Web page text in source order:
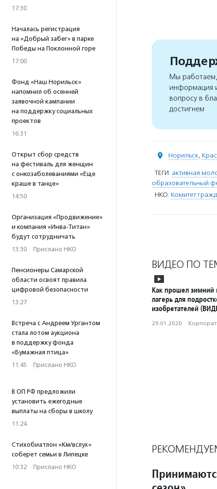
17:30
Началась регистрация
на «Добрый забег» в парке
Победы на Поклонной горе
17:00
Фонд «Наш Норильск»
напомнил об осенней
заявочной кампании
на поддержку социальных
проектов
16:31
Открыт сбор средств
на фестиваль для женщин
с онкозаболеваниями «Еще
краше в танце»
14:50
Организация «Продвижение»
и компания «Инва-Титан»
будут сотрудничать
13:30 · Прислано НКО
Пенсионеры Самарской
области освоят правила
цифровой безопасности
13:27
Встреча с Андреем Ургантом
стала лотом аукциона
в поддержку фонда
«Бумажная птица»
11:45 · Прислано НКО
В ОП РФ предложили
установить ежегодные
выплаты на сборы в школу
11:24
Стихобиатлон «Км/вслух»
соберет семьи в Липецке
10:32 · Прислано НКО
Мы работаем,
информация
вопросу в
достигнем
Норильск,
ТЕГИ: активная
образовательный
НКО: Комитет
ВИДЕО ПО
Как прошел зимний
лагерь для
изобретателей
29.01.2020 ·